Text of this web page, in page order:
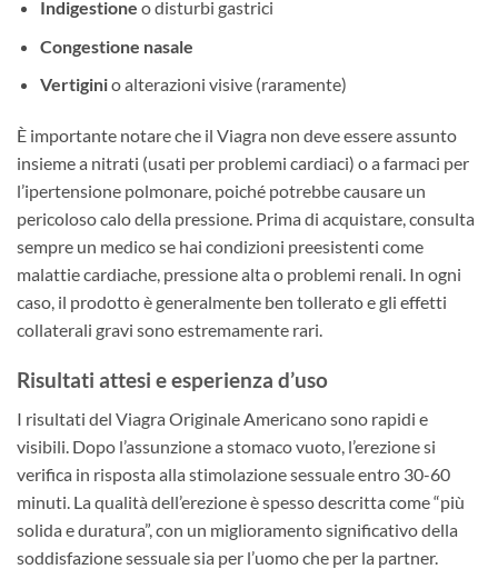
Indigestione o disturbi gastrici
Congestione nasale
Vertiginio alterazioni visive (raramente)
È importante notare che il Viagra non deve essere assunto
insieme a nitrati (usati per problemi cardiaci) o a farmaci per
l’ipertensione polmonare, poiché potrebbe causare un
pericoloso calo della pressione. Prima di acquistare, consulta
sempre un medico se hai condizioni preesistenti come
malattie cardiache, pressione alta o problemi renali. In ogni
caso, il prodotto è generalmente ben tollerato e gli effetti
collaterali gravi sono estremamente rari.
Risultati attesi e esperienza d’uso
I risultati del Viagra Originale Americano sono rapidi e
visibili. Dopo l’assunzione a stomaco vuoto, l’erezione si
verifica in risposta alla stimolazione sessuale entro 30-60
minuti. La qualità dell’erezione è spesso descritta come “più
solida e duratura”, con un miglioramento significativo della
soddisfazione sessuale sia per l’uomo che per la partner.